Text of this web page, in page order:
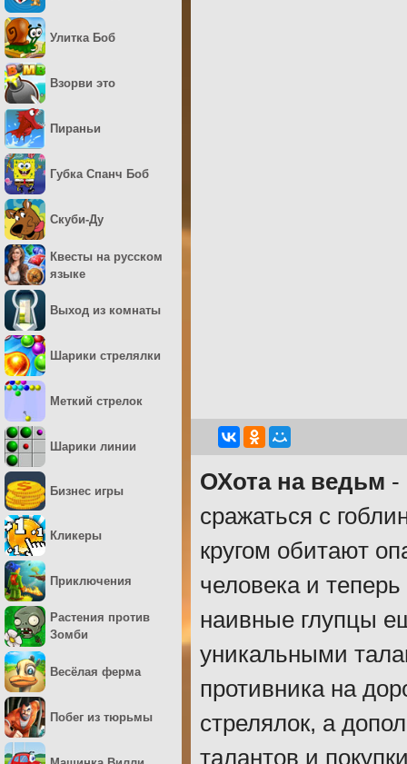
ОХота на ведьм -
сражаться с
кругом обитают
человека и
наивные глупцы
уникальными
противника на
стрелялок, а
талантов и
Улитка Боб
Взорви это
Пираньи
Губка Спанч Боб
Скуби-Ду
Квесты на русском
языке
Выход из комнаты
Шарики стрелялки
Меткий стрелок
Шарики линии
Бизнес игры
Кликеры
Приключения
Растения против
Зомби
Весёлая ферма
Побег из тюрьмы